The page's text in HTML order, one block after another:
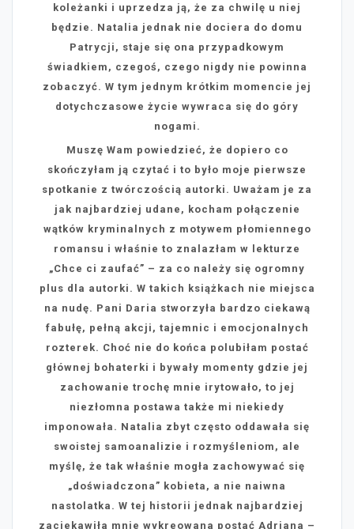
koleżanki i uprzedza ją, że za chwilę u niej
będzie. Natalia jednak nie dociera do domu
Patrycji, staje się ona przypadkowym
świadkiem, czegoś, czego nigdy nie powinna
zobaczyć. W tym jednym krótkim momencie jej
dotychczasowe życie wywraca się do góry
nogami.
Muszę Wam powiedzieć, że dopiero co
skończyłam ją czytać i to było moje pierwsze
spotkanie z twórczością autorki. Uważam je za
jak najbardziej udane, kocham połączenie
wątków kryminalnych z motywem płomiennego
romansu i właśnie to znalazłam w lekturze
„Chce ci zaufać” – za co należy się ogromny
plus dla autorki. W takich książkach nie miejsca
na nudę. Pani Daria stworzyła bardzo ciekawą
fabułę, pełną akcji, tajemnic i emocjonalnych
rozterek. Choć nie do końca polubiłam postać
głównej bohaterki i bywały momenty gdzie jej
zachowanie trochę mnie irytowało, to jej
niezłomna postawa także mi niekiedy
imponowała. Natalia zbyt często oddawała się
swoistej samoanalizie i rozmyśleniom, ale
myślę, że tak właśnie mogła zachowywać się
„doświadczona” kobieta, a nie naiwna
nastolatka. W tej historii jednak najbardziej
zaciekawiła mnie wykreowana postać Adriana –